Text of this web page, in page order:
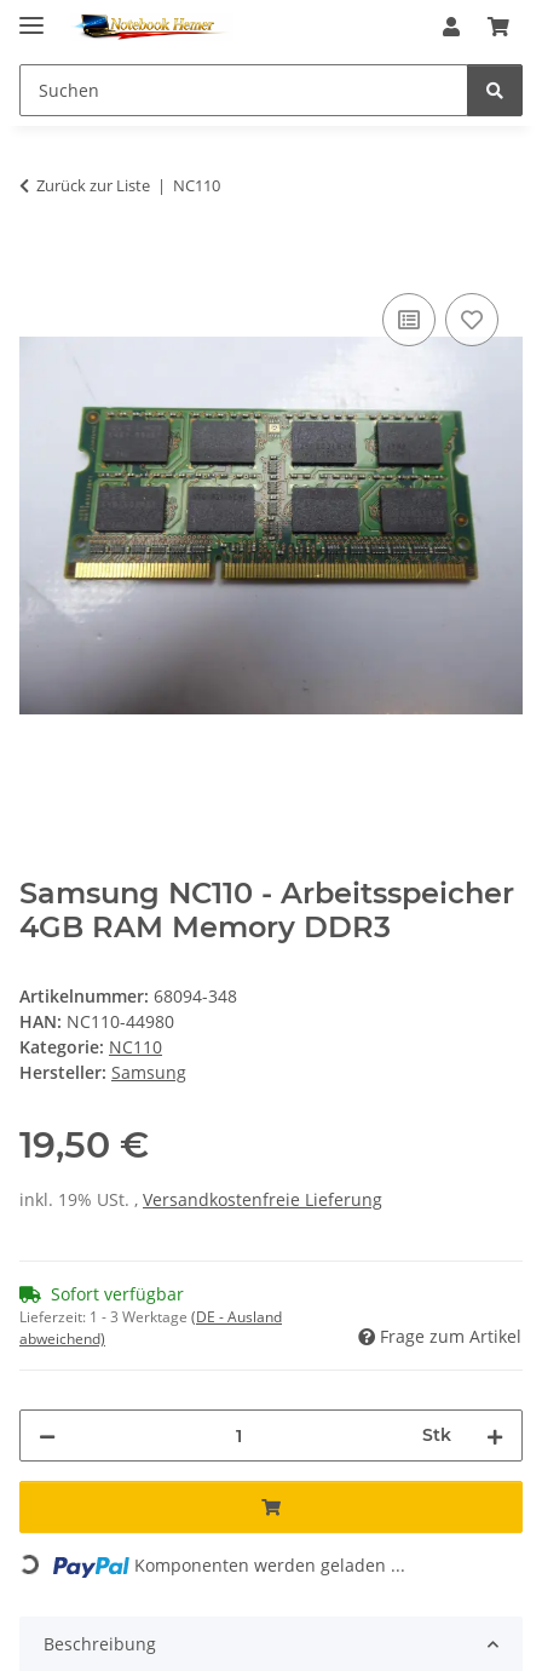
Zurück zur Liste NC110
Samsung NC110 - Arbeitsspeicher
4GB RAM Memory DDR3
Artikelnummer: 68094-348
HAN: NC110-44980
Kategorie: NC110
Hersteller: Samsung
19,50 €
inkl. 19% USt. , Versandkostenfreie Lieferung
Sofort verfügbar
Lieferzeit: 1 - 3 Werktage (DE - Ausland
abweichend)
Frage zum Artikel
Stk
Loading... Komponenten werden geladen ...
Beschreibung